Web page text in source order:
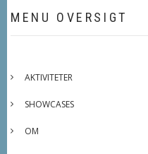
MENU OVERSIGT
AKTIVITETER
SHOWCASES
OM